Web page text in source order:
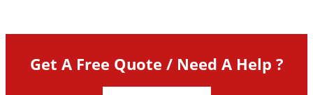
Get A Free Quote / Need A Help ?